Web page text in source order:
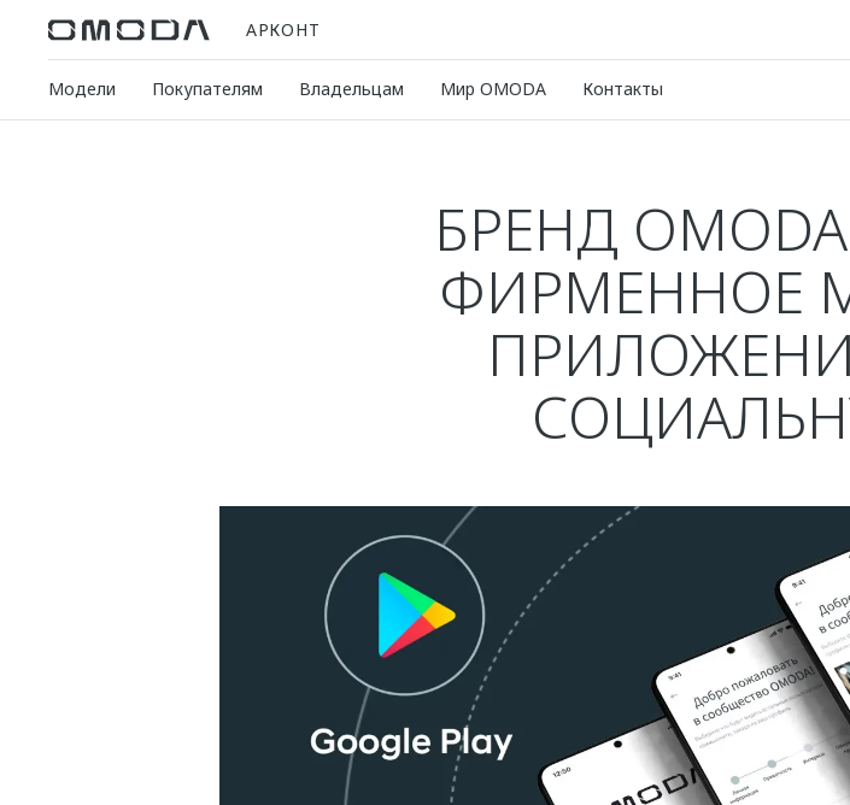
АРКОНТ
Модели Покупателям Владельцам Мир OMODA Контакты
БРЕНД
ФИРМЕННОЕ